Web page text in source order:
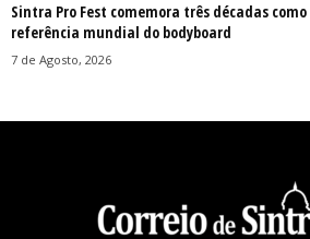
Sintra Pro Fest comemora três décadas como
referência mundial do bodyboard
7 de Agosto, 2026